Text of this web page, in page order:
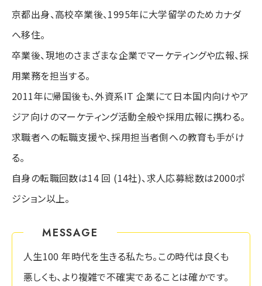
京都出身、高校卒業後、1995年に大学留学のためカナダ
へ移住。
卒業後、現地のさまざまな企業でマーケティングや広報、採
用業務を担当する。
2011年に帰国後も、外資系IT 企業にて日本国内向けやア
ジア向けのマーケティング活動全般や採用広報に携わる。
求職者への転職支援や、採用担当者側への教育も手がけ
る。
自身の転職回数は14 回 (14社)、求人応募総数は2000ポ
ジション以上。
MESSAGE
人生100 年時代を生きる私たち。この時代は良くも
悪しくも、より複雑で不確実であることは確かです。